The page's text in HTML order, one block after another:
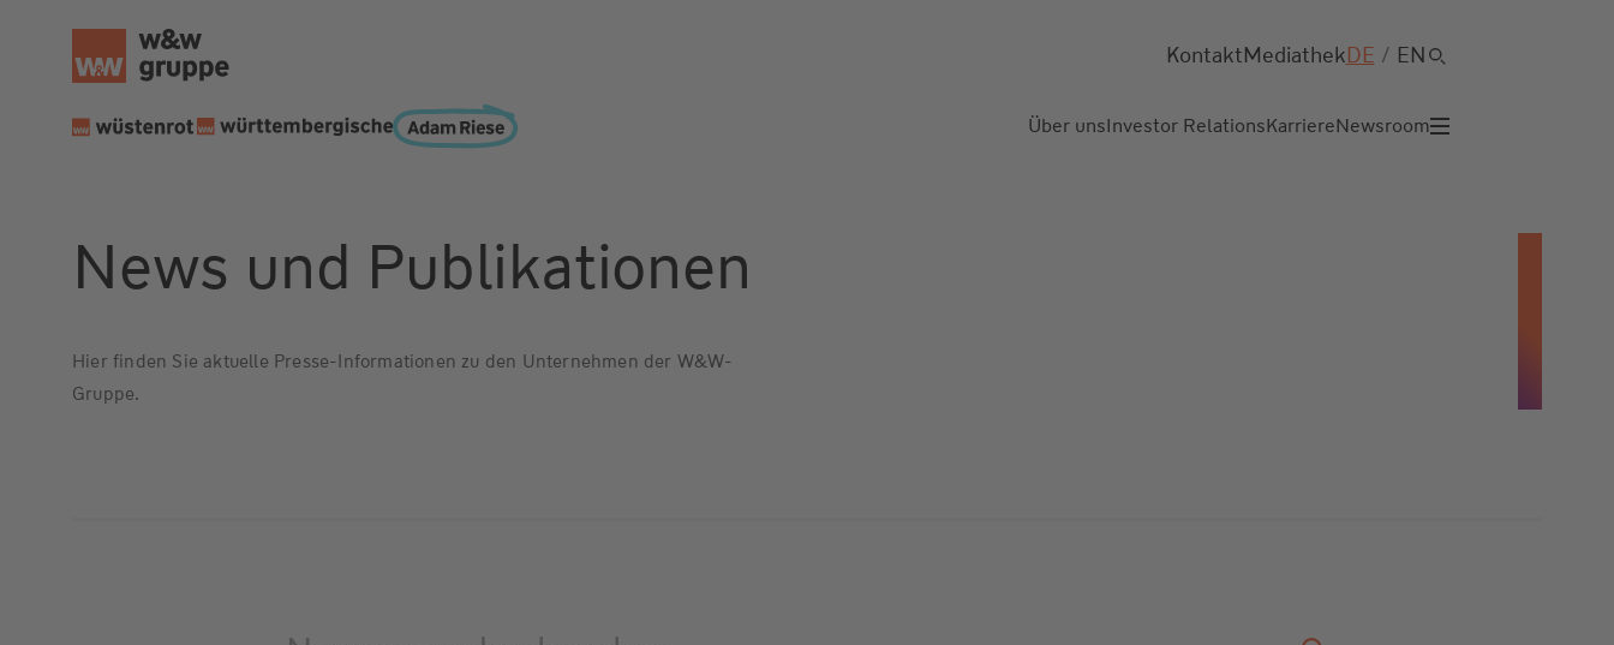
Über unsInvestor RelationsKarriereNewsroom
KontaktMediathekDE / EN
News und Publikationen
Hier finden Sie aktuelle Presse-Informationen zu den Unternehmen der W&W-
Gruppe.